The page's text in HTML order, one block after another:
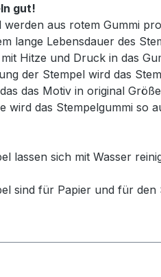
gut!
werden aus rotem Gummi
lange Lebensdauer des
Hitze und Druck in das
der Stempel wird das
das Motiv in original
wird das Stempelgummi so
lassen sich mit Wasser
sind für Papier und für